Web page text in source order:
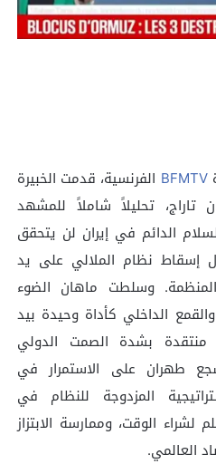
BFMTV الفرنسية، قدمت الخبيرة
تاراج، تحليلاً شاملاً للمشهد
الدائم في إيران لن يتحقق
إسقاط نظام الملالي على يد
وسلطت ماهان الضوء
والقمع الداخلي كأداة وحيدة بيد
منتقدة بشدة الصمت الدولي
طهران على الاستمرار في
المزدوجة للنظام في
لشراء الوقت، وممارسة الابتزاز
العالمي.